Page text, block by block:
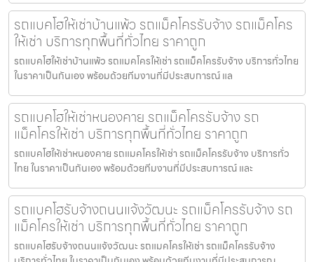
รถแบคโฮให้เช่าบ้านแพ้ว รถแม็คโครรับจ้าง รถแม็คโคร
ให้เช่า บริการทุกพื้นที่ทั่วไทย ราคาถูก
รถแบคโฮให้เช่าบ้านแพ้ว รถแมคโครให้เช่า รถแม็คโครรับจ้าง บริการทั่วไทย
ในราคาเป็นกันเอง พร้อมด้วยทีมงานที่มีประสบการณ์ แล
รถแบคโฮให้เช่าหนองคาย รถแม็คโครรับจ้าง รถ
แม็คโครให้เช่า บริการทุกพื้นที่ทั่วไทย ราคาถูก
รถแบคโฮให้เช่าหนองคาย รถแมคโครให้เช่า รถแม็คโครรับจ้าง บริการทั่ว
ไทย ในราคาเป็นกันเอง พร้อมด้วยทีมงานที่มีประสบการณ์ และ
รถแบคโฮรับจ้างถนนแจ้งวัฒนะ รถแม็คโครรับจ้าง รถ
แม็คโครให้เช่า บริการทุกพื้นที่ทั่วไทย ราคาถูก
รถแบคโฮรับจ้างถนนแจ้งวัฒนะ รถแมคโครให้เช่า รถแม็คโครรับจ้าง